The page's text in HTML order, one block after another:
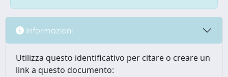
Informazioni
Utilizza questo identificativo per citare o creare un
link a questo documento: